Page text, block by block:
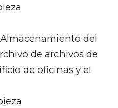
del
de archivos de
de oficinas y el